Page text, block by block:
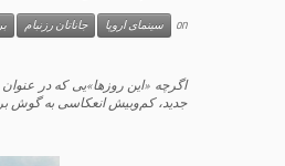
جاناتان رزنبام سینمای اروپا on
اگرچه «این روزها»یی که در
جدید، کم‌وبیش انعکاسی به گوش